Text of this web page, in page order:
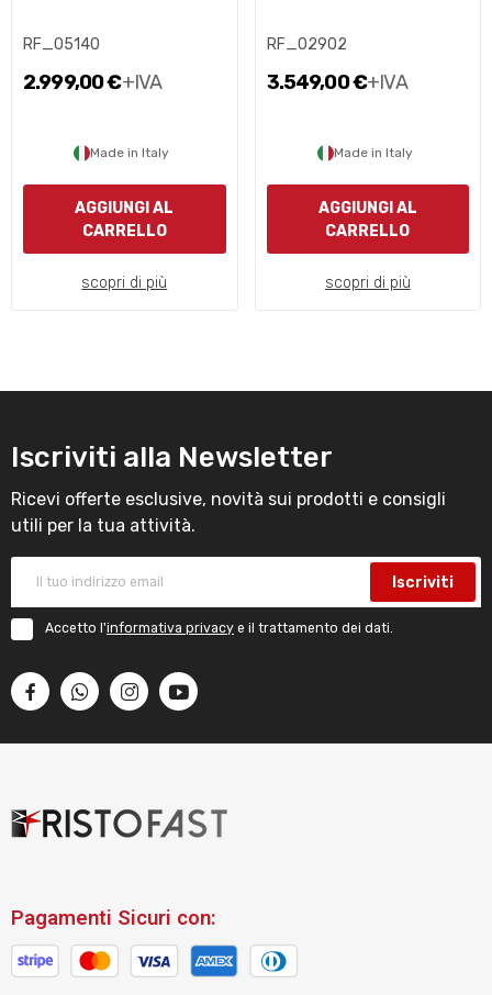
RF_05140
2.999,00 €+IVA
Made in Italy
AGGIUNGI AL
CARRELLO
scopri di più
RF_02902
3.549,00 €+IVA
Made in Italy
AGGIUNGI AL
CARRELLO
scopri di più
Iscriviti alla Newsletter
Ricevi offerte esclusive, novità sui prodotti e consigli
utili per la tua attività.
Iscriviti
Accetto l'informativa privacy e il trattamento dei dati.
Pagamenti Sicuri con: